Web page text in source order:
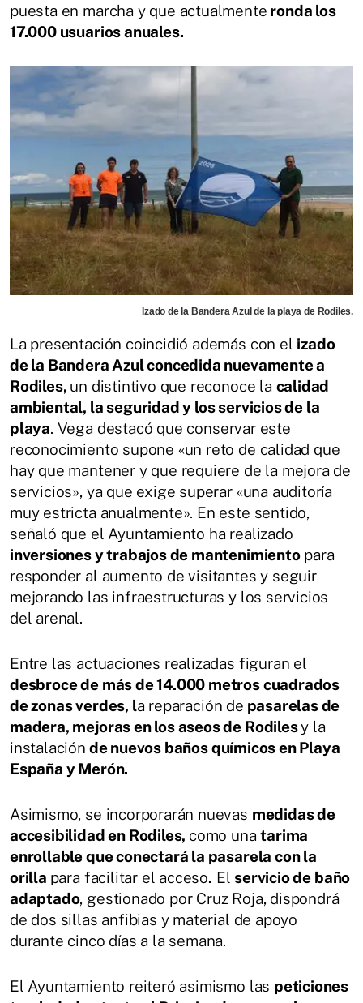
puesta en marcha y que actualmente ronda los
17.000 usuarios anuales.
Izado de la Bandera Azul de la playa de Rodiles.
La presentación coincidió además con el izado
de la Bandera Azul concedida nuevamente a
Rodiles, un distintivo que reconoce la calidad
ambiental, la seguridad y los servicios de la
playa. Vega destacó que conservar este
reconocimiento supone «un reto de calidad que
hay que mantener y que requiere de la mejora de
servicios», ya que exige superar «una auditoría
muy estricta anualmente». En este sentido,
señaló que el Ayuntamiento ha realizado
inversiones y trabajos de mantenimientopara
responder al aumento de visitantes y seguir
mejorando las infraestructuras y los servicios
del arenal.
Entre las actuaciones realizadas figuran el
desbroce de más de 14.000 metros cuadrados
de zonas verdes, la reparación de pasarelas de
madera, mejoras en los aseos de Rodilesy la
instalación de nuevos baños químicos en Playa
España y Merón.
Asimismo, se incorporarán nuevas medidas de
accesibilidad en Rodiles, como unatarima
enrollable que conectará la pasarela con la
orilla para facilitar el acceso. Elservicio de baño
adaptado, gestionado por Cruz Roja, dispondrá
de dos sillas anfibias y material de apoyo
durante cinco días a la semana.
El Ayuntamiento reiteró asimismo las peticiones